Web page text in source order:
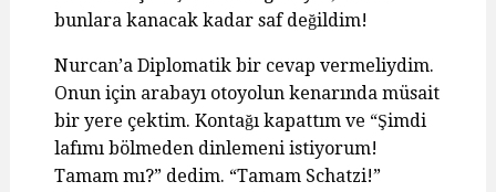
bunlara kanacak kadar saf değildim!
Nurcan’a Diplomatik bir cevap vermeliydim.
Onun için arabayı otoyolun kenarında müsait
bir yere çektim. Kontağı kapattım ve “Şimdi
lafımı bölmeden dinlemeni istiyorum!
Tamam mı?” dedim. “Tamam Schatzi!”